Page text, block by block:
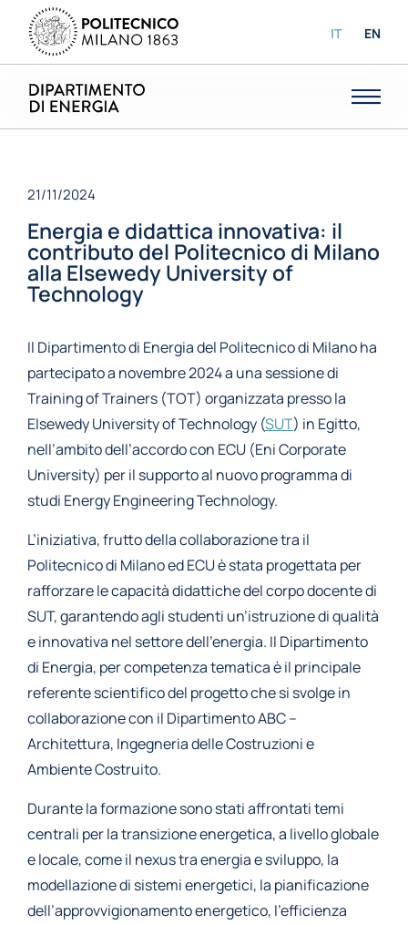
IT EN
21/11/2024
Energia e didattica innovativa: il
contributo del Politecnico di Milano
alla Elsewedy University of
Technology
Il Dipartimento di Energia del Politecnico di Milano ha
partecipato a novembre 2024 a una sessione di
Training of Trainers (TOT) organizzata presso la
Elsewedy University of Technology (SUT) in Egitto,
nell’ambito dell’accordo con ECU (Eni Corporate
University) per il supporto al nuovo programma di
studi Energy Engineering Technology.
L’iniziativa, frutto della collaborazione tra il
Politecnico di Milano ed ECU è stata progettata per
rafforzare le capacità didattiche del corpo docente di
SUT, garantendo agli studenti un’istruzione di qualità
e innovativa nel settore dell’energia. Il Dipartimento
di Energia, per competenza tematica è il principale
referente scientifico del progetto che si svolge in
collaborazione con il Dipartimento ABC –
Architettura, Ingegneria delle Costruzioni e
Ambiente Costruito.
Durante la formazione sono stati affrontati temi
centrali per la transizione energetica, a livello globale
e locale, come il nexus tra energia e sviluppo, la
modellazione di sistemi energetici, la pianificazione
dell’approvvigionamento energetico, l’efficienza